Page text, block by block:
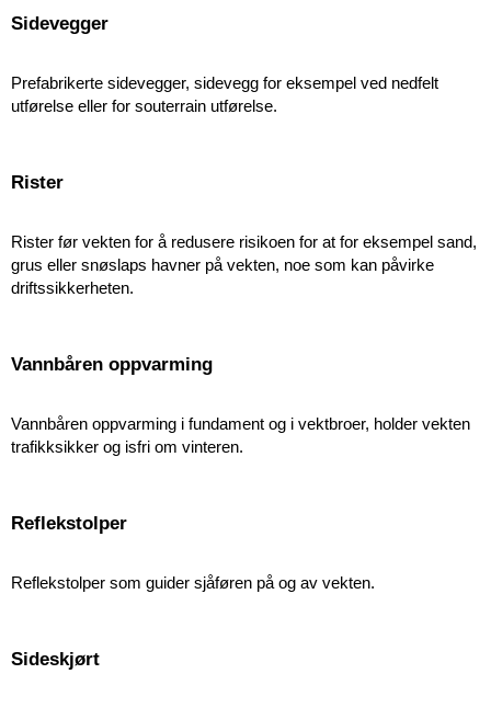
Sidevegger
Prefabrikerte sidevegger, sidevegg for eksempel ved nedfelt
utførelse eller for souterrain utførelse.
Rister
Rister før vekten for å redusere risikoen for at for eksempel sand,
grus eller snøslaps havner på vekten, noe som kan påvirke
driftssikkerheten.
Vannbåren oppvarming
Vannbåren oppvarming i fundament og i vektbroer, holder vekten
trafikksikker og isfri om vinteren.
Reflekstolper
Reflekstolper som guider sjåføren på og av vekten.
Sideskjørt